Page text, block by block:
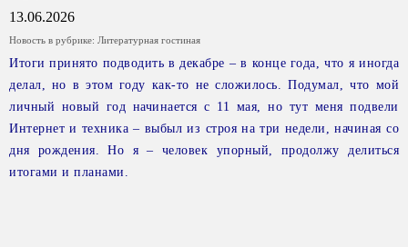
13.06.2026
Новость в рубрике: Литературная гостиная
Итоги принято подводить в декабре – в конце года, что я иногда
делал, но в этом году как-то не сложилось. Подумал, что мой
личный новый год начинается с 11 мая, но тут меня подвели
Интернет и техника – выбыл из строя на три недели, начиная со
дня рождения. Но я – человек упорный, продолжу делиться
итогами и планами.